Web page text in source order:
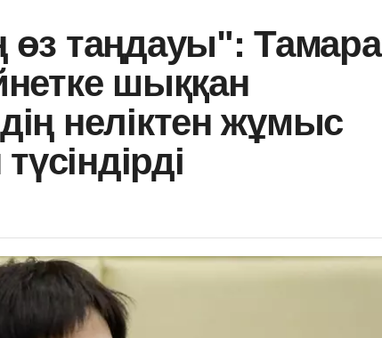
таңдауы": Тамара
шыққан
неліктен жұмыс